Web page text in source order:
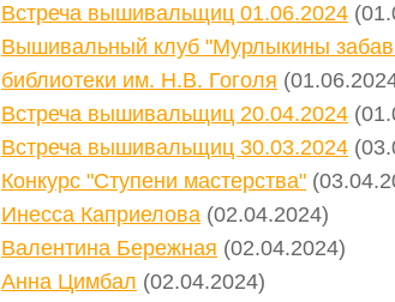
Встреча вышивальщиц 01.06.2024
Вышивальный клуб "Мурлыкины
библиотеки им. Н.В. Гоголя
Встреча вышивальщиц 20.04.2024
Встреча вышивальщиц 30.03.2024
Конкурс "Ступени мастерства"
Инесса Каприелова (02.04.2024)
Валентина Бережная (02.04.2024)
Анна Цимбал (02.04.2024)